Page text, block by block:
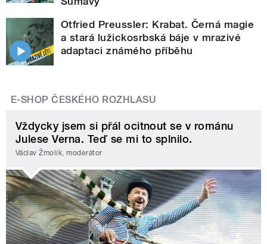
Otfried Preussler: Krabat. Černá magie
a stará lužickosrbská báje v mrazivé
adaptaci známého příběhu
E-SHOP ČESKÉHO ROZHLASU
Vždycky jsem si přál ocitnout se v románu
Julese Verna. Teď se mi to splnilo.
Václav Žmolík, moderátor